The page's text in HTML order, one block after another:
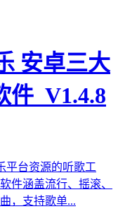
安卓三大
件_V1.4.8
平台资源的听歌工
件涵盖流行、摇滚、
，支持歌单...